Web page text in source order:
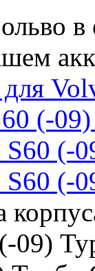
для
(-
(-
(-
09)